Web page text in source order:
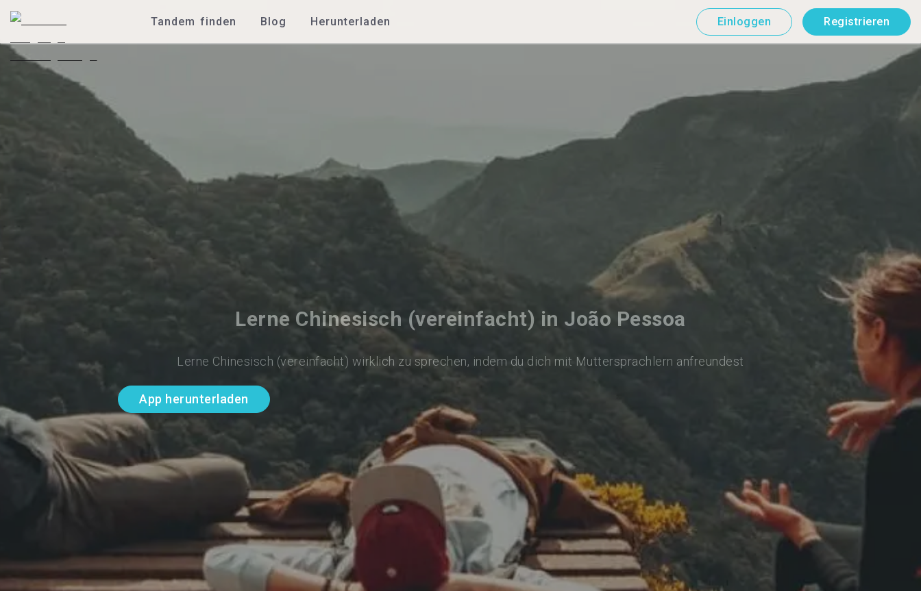
Tandem finden Blog Herunterladen Einloggen Registrieren
Lerne Chinesisch (vereinfacht) in João Pessoa
Lerne Chinesisch (vereinfacht) wirklich zu sprechen, indem du dich mit Muttersprachlern anfreundest
App herunterladen